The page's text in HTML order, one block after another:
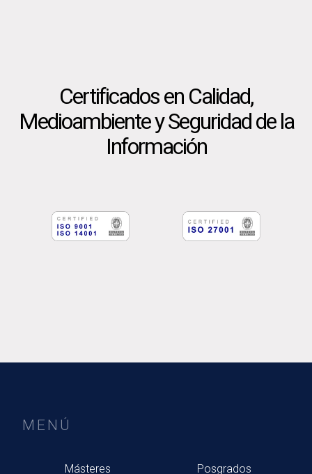
Certificados en Calidad,
Medioambiente y Seguridad de la
Información
MENÚ
Másteres Posgrados